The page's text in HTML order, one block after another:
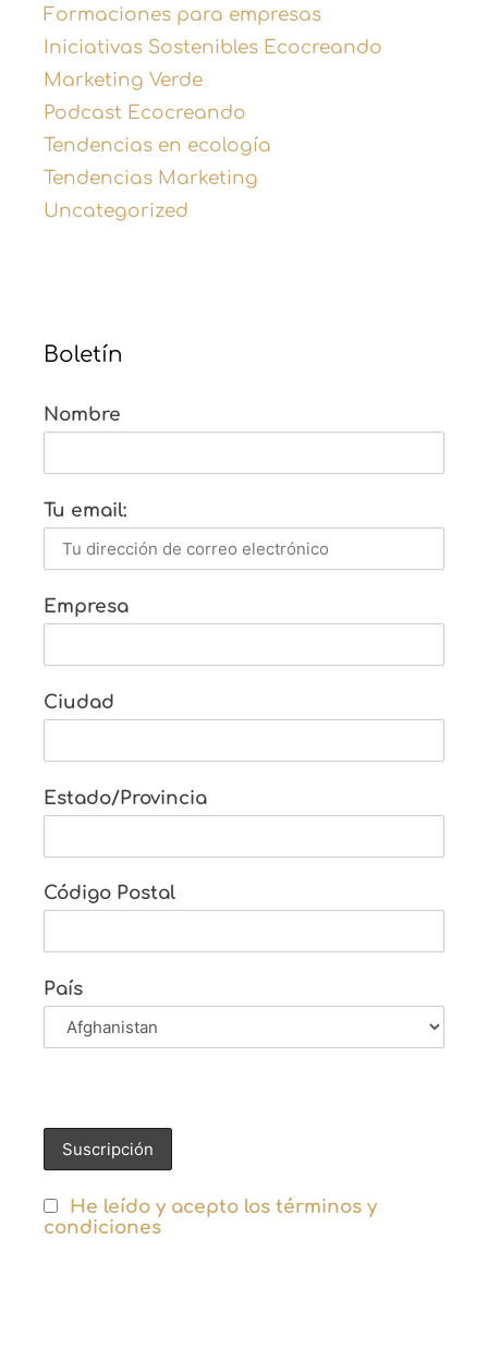
Formaciones para empresas
Iniciativas Sostenibles Ecocreando
Marketing Verde
Podcast Ecocreando
Tendencias en ecología
Tendencias Marketing
Uncategorized
Boletín
Nombre
Tu email:
Empresa
Ciudad
Estado/Provincia
Código Postal
País
He leído y acepto los términos y
condiciones